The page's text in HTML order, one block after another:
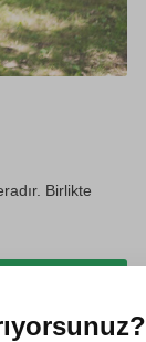
Birlikte